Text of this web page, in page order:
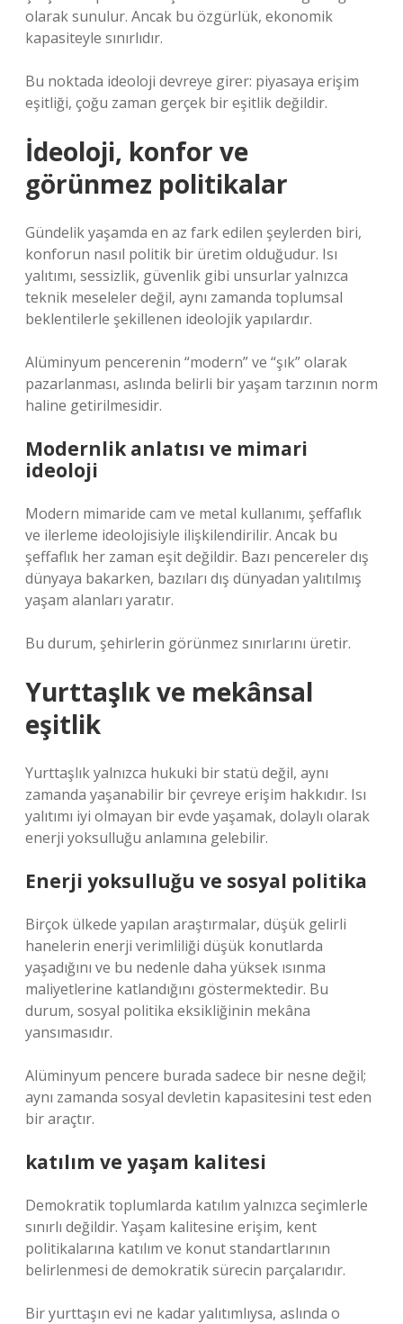
olarak sunulur. Ancak bu özgürlük, ekonomik
kapasiteyle sınırlıdır.
Bu noktada ideoloji devreye girer: piyasaya erişim
eşitliği, çoğu zaman gerçek bir eşitlik değildir.
İdeoloji, konfor ve
görünmez politikalar
Gündelik yaşamda en az fark edilen şeylerden biri,
konforun nasıl politik bir üretim olduğudur. Isı
yalıtımı, sessizlik, güvenlik gibi unsurlar yalnızca
teknik meseleler değil, aynı zamanda toplumsal
beklentilerle şekillenen ideolojik yapılardır.
Alüminyum pencerenin “modern” ve “şık” olarak
pazarlanması, aslında belirli bir yaşam tarzının norm
haline getirilmesidir.
Modernlik anlatısı ve mimari
ideoloji
Modern mimaride cam ve metal kullanımı, şeffaflık
ve ilerleme ideolojisiyle ilişkilendirilir. Ancak bu
şeffaflık her zaman eşit değildir. Bazı pencereler dış
dünyaya bakarken, bazıları dış dünyadan yalıtılmış
yaşam alanları yaratır.
Bu durum, şehirlerin görünmez sınırlarını üretir.
Yurttaşlık ve mekânsal
eşitlik
Yurttaşlık yalnızca hukuki bir statü değil, aynı
zamanda yaşanabilir bir çevreye erişim hakkıdır. Isı
yalıtımı iyi olmayan bir evde yaşamak, dolaylı olarak
enerji yoksulluğu anlamına gelebilir.
Enerji yoksulluğu ve sosyal politika
Birçok ülkede yapılan araştırmalar, düşük gelirli
hanelerin enerji verimliliği düşük konutlarda
yaşadığını ve bu nedenle daha yüksek ısınma
maliyetlerine katlandığını göstermektedir. Bu
durum, sosyal politika eksikliğinin mekâna
yansımasıdır.
Alüminyum pencere burada sadece bir nesne değil;
aynı zamanda sosyal devletin kapasitesini test eden
bir araçtır.
katılım ve yaşam kalitesi
Demokratik toplumlarda katılım yalnızca seçimlerle
sınırlı değildir. Yaşam kalitesine erişim, kent
politikalarına katılım ve konut standartlarının
belirlenmesi de demokratik sürecin parçalarıdır.
Bir yurttaşın evi ne kadar yalıtımlıysa, aslında o